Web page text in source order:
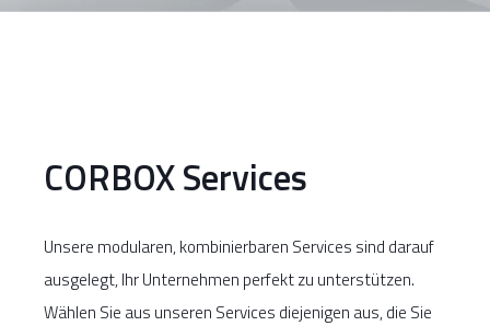
CORBOX Services
Unsere modularen, kombinierbaren Services sind darauf
ausgelegt, Ihr Unternehmen perfekt zu unterstützen.
Wählen Sie aus unseren Services diejenigen aus, die Sie